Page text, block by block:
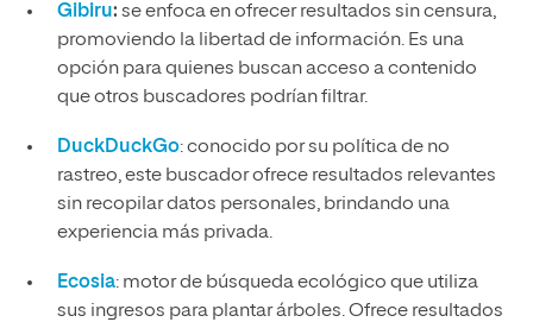
Gibiru: se enfoca en ofrecer resultados sin censura,
promoviendo la libertad de información. Es una
opción para quienes buscan acceso a contenido
que otros buscadores podrían filtrar.
DuckDuckGo: conocido por su política de no
rastreo, este buscador ofrece resultados relevantes
sin recopilar datos personales, brindando una
experiencia más privada.
Ecosia: motor de búsqueda ecológico que utiliza
sus ingresos para plantar árboles. Ofrece resultados